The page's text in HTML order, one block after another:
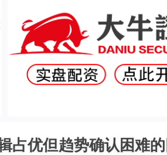
占优但趋势确认困难